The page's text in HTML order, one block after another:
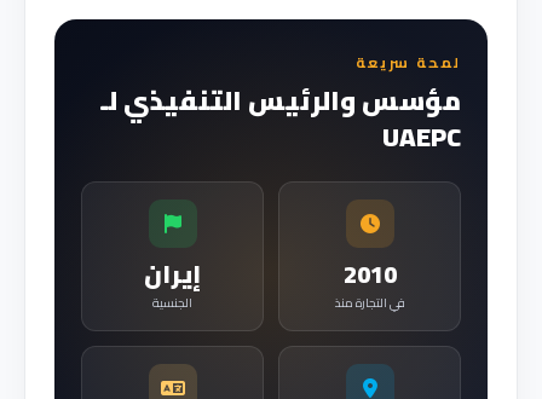
لمحة سريعة
مؤسس والرئيس التنفيذي لـ
UAEPC
2010
في التجارة منذ
إيران
الجنسية